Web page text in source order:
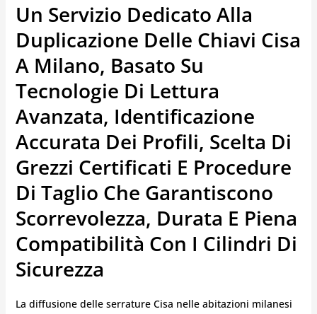
Un Servizio Dedicato Alla
Duplicazione Delle Chiavi Cisa
A Milano, Basato Su
Tecnologie Di Lettura
Avanzata, Identificazione
Accurata Dei Profili, Scelta Di
Grezzi Certificati E Procedure
Di Taglio Che Garantiscono
Scorrevolezza, Durata E Piena
Compatibilità Con I Cilindri Di
Sicurezza
La diffusione delle serrature Cisa nelle abitazioni milanesi